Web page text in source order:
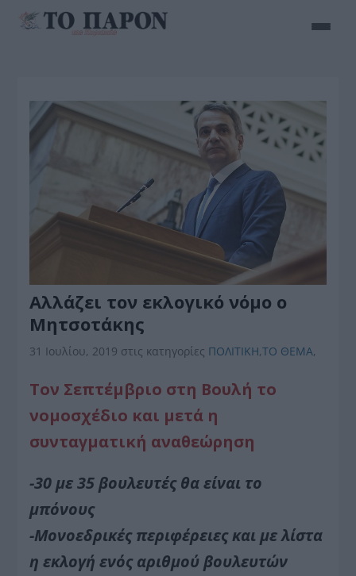
Αλλάζει τον εκλογικό νόμο ο
Μητσοτάκης
31 Ιουλίου, 2019 στις κατηγορίες ΠΟΛΙΤΙΚΗ,ΤΟ ΘΕΜΑ,
Τον Σεπτέμβριο στη Βουλή το
νομοσχέδιο και μετά η
συνταγματική αναθεώρηση
-30 με 35 βουλευτές θα είναι το
μπόνους
-Μονοεδρικές περιφέρειες και με λίστα
η εκλογή ενός αριθμού βουλευτών